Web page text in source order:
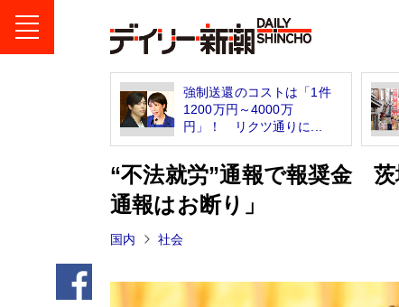
強制送還のコストは「1件
1200万円～4000万
円」！ リクツ通りに...
“不法就労”通報で報奨金
通報はお断り」
国内 社会